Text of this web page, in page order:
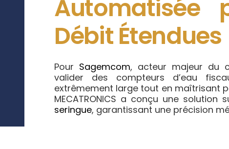
Automatisée
Débit Étendues
Pour Sagemcom, acteur majeur du
valider des compteurs d’eau
extrêmement large tout en maîtrisant
MECATRONICS a conçu une solution
seringue, garantissant une précision